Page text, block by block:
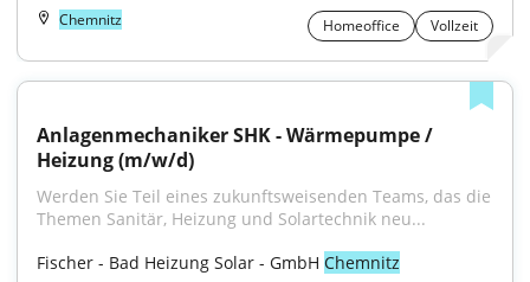
Chemnitz Homeoffice Vollzeit
Anlagenmechaniker SHK - Wärmepumpe /
Heizung (m/w/d)
Werden Sie Teil eines zukunftsweisenden Teams, das die
Themen Sanitär, Heizung und Solartechnik neu...
Fischer - Bad Heizung Solar - GmbH Chemnitz